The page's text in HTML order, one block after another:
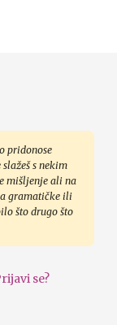
pridonose
s nekim
mišljenje ali na
gramatičke ili
što drugo što
se?